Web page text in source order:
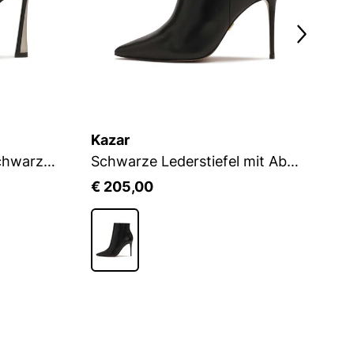
Klassische Stiefel mit schwarzen und silbernen Absätzen
Kazar
Schwarze Lederstiefel mit Absatz
€ 205,00